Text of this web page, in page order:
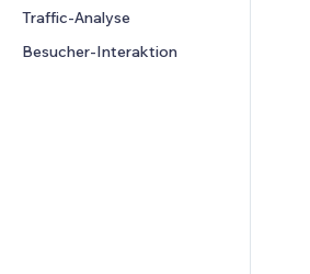
Traffic-Analyse
Besucher-Interaktion